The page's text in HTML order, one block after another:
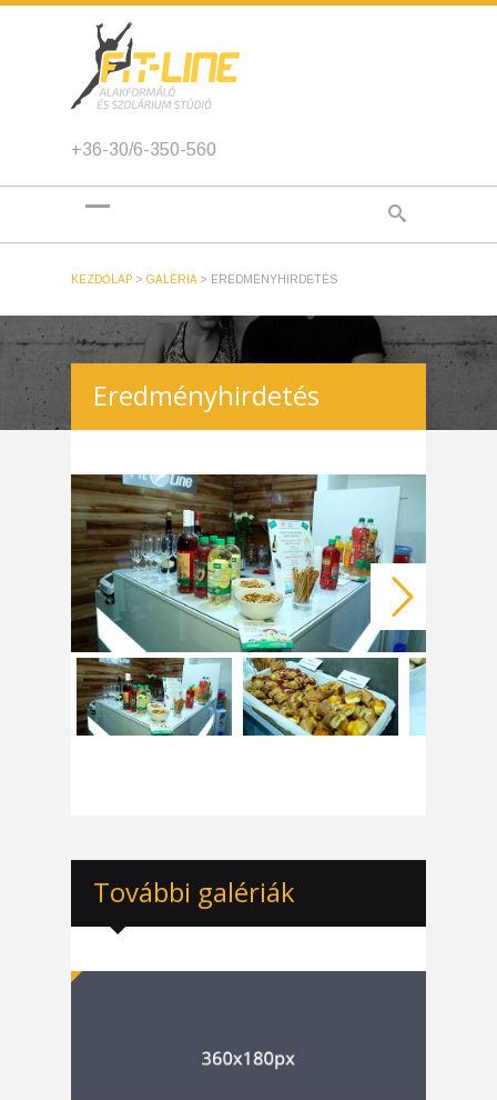
+36-30/6-350-560
KEZDŐLAP > GALÉRIA> EREDMÉNYHIRDETÉS
Eredményhirdetés
Next
További galériák